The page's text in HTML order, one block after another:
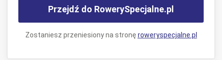
Przejdź do RowerySpecjalne.pl
Zostaniesz przeniesiony na stronę roweryspecjalne.pl